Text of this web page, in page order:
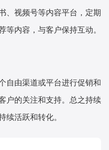
、视频号等内容平台，定期
等内容，与客户保持互动。
自由渠道或平台进行促销和
户的关注和支持。总之持续
续活跃和转化。